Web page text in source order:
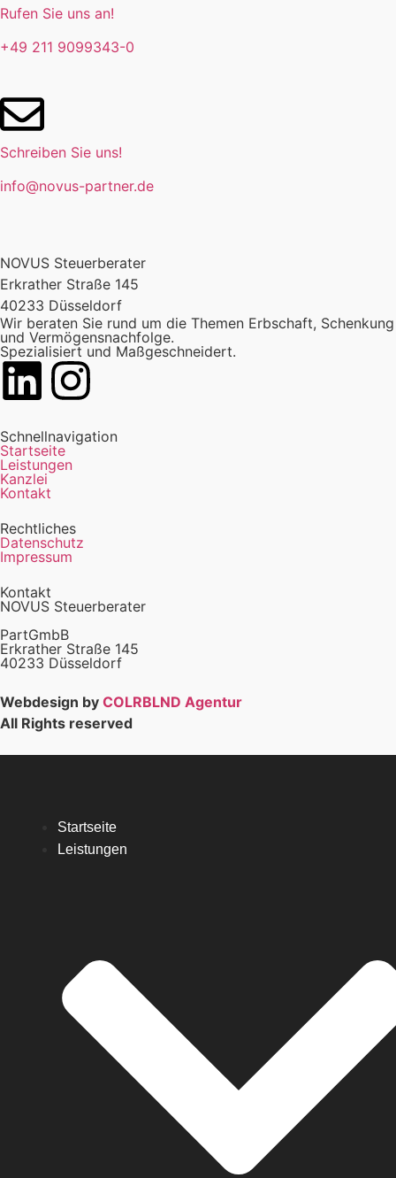
Rufen Sie uns an!
+49 211 9099343-0
Schreiben Sie uns!
info@novus-partner.de
NOVUS Steuerberater
Erkrather Straße 145
40233 Düsseldorf
Wir beraten Sie rund um die Themen Erbschaft, Schenkung
und Vermögensnachfolge.
Spezialisiert und Maßgeschneidert.
Schnellnavigation
Startseite
Leistungen
Kanzlei
Kontakt
Rechtliches
Datenschutz
Impressum
Kontakt
NOVUS Steuerberater
PartGmbB
Erkrather Straße 145
40233 Düsseldorf
Webdesign by COLRBLND Agentur
All Rights reserved
Startseite
Leistungen